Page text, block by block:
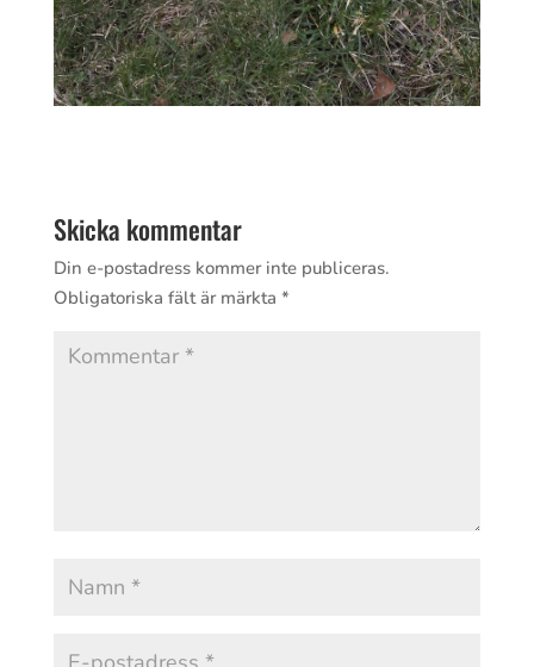
Skicka kommentar
Din e-postadress kommer inte publiceras.
Obligatoriska fält är märkta *